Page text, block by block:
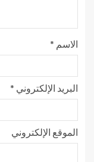
الاسم *
البريد الإلكتروني *
الموقع الإلكتروني